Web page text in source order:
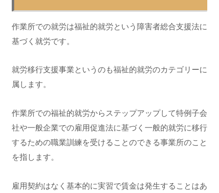
作業所での就労は福祉的就労という障害者総合支援法に
基づく就労です。
就労移行支援事業というのも福祉的就労のカテゴリーに
属します。
作業所での福祉的就労からステップアップして特例子会
社や一般企業での雇用促進法に基づく一般的就労に移行
するための職業訓練を受けることのできる事業所のこと
を指します。
雇用契約はなく基本的に実習で賃金は発生することはあ